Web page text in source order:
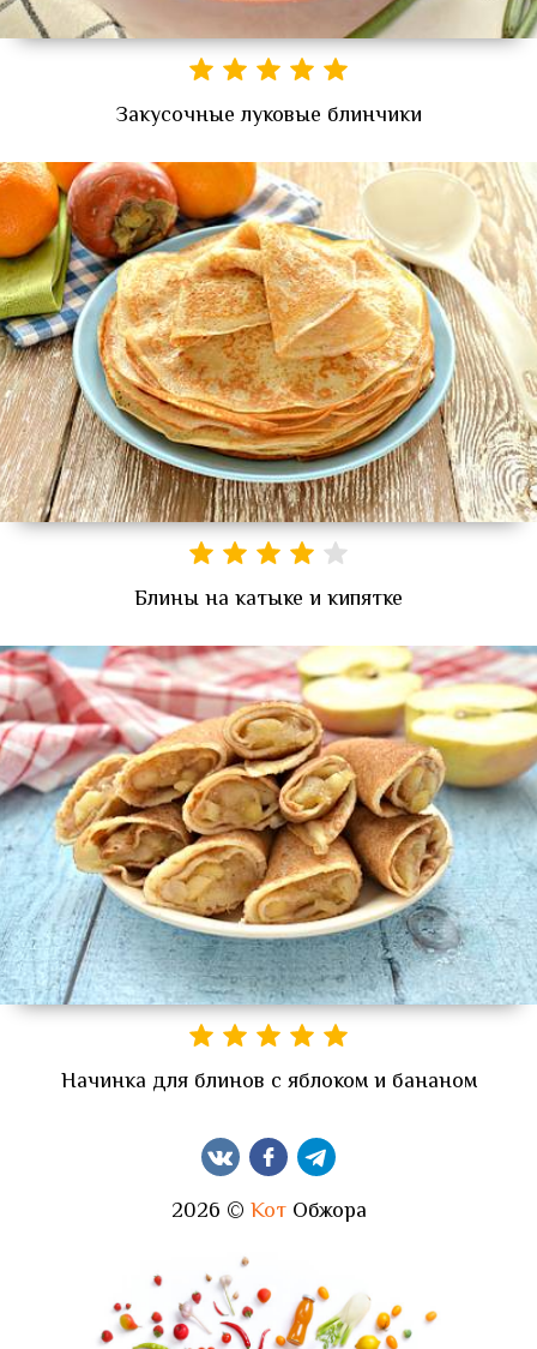
Закусочные луковые блинчики
Блины на катыке и кипятке
Начинка для блинов с яблоком и бананом
2026 © КотОбжора